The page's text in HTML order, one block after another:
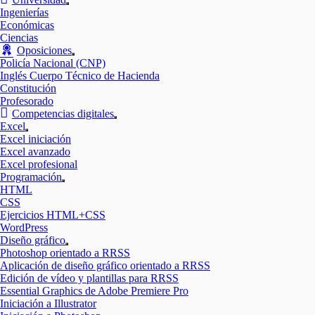
Mostrar
Ingenierías
Económicas
Ciencias
Oposiciones
Mostrar
el
submenú
Policía Nacional (CNP)
Inglés Cuerpo Técnico de Hacienda
Constitución
Profesorado
Competencias digitales
Mostrar
Excel
Mostrar
el
submenú
Excel iniciación
Excel avanzado
Excel profesional
Programación
Mostrar
HTML
CSS
Ejercicios HTML+CSS
WordPress
Diseño gráfico
Mostrar
el
submenú
Photoshop orientado a RRSS
Aplicación de diseño gráfico orientado a RRSS
Edición de vídeo y plantillas para RRSS
Essential Graphics de Adobe Premiere Pro
Iniciación a Illustrator